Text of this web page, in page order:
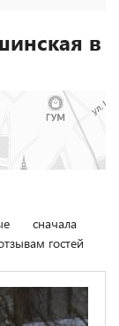
в
сначала
гостей